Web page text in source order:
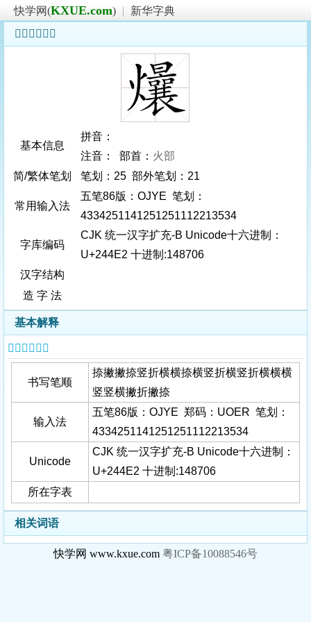
快学网(KXUE.com) |
新华字典
𤓢字基本信息
基本信息
拼音：
注音： 部首： 火部
简/繁体笔划
笔划：25 部外笔划：21
常用输入法
五笔86版：OJYE 笔划：
4334251141251251112213534
字库编码
CJK 统一汉字扩充-B Unicode十六进制：
U+244E2 十进制:148706
汉字结构
造 字 法
基本解释
𤓢字基本信息
书写笔顺
捺撇撇捺竖折横横捺横竖折横竖折横横横
竖竖横撇折撇捺
输入法
五笔86版：OJYE 郑码：UOER 笔划：
4334251141251251112213534
Unicode
CJK 统一汉字扩充-B Unicode十六进制：
U+244E2 十进制:148706
所在字表
相关词语
快学网 www.kxue.com 粤ICP备10088546号